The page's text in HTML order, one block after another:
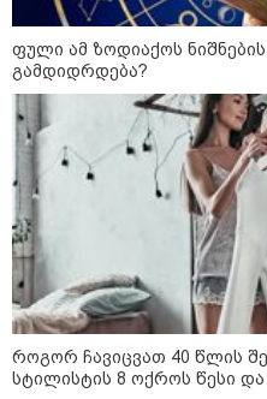
12:34 / 08-08-2026
რას აცხადებს
ელექტროენერგიის
ფული ამ ზოდიაქოს
გამდიდრდება?
როგორ ჩავიცვათ 40 წლის
სტილისტის 8 ოქროს წესი